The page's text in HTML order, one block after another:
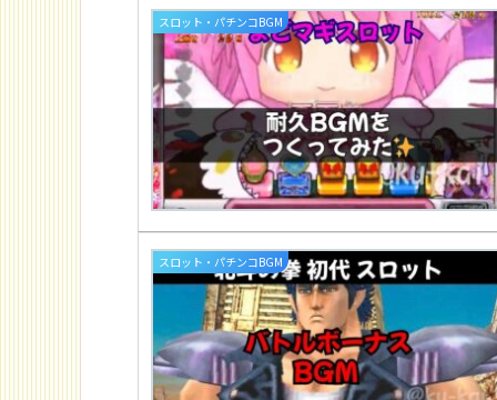
スロット・パチンコBGM
スロット・パチンコBGM